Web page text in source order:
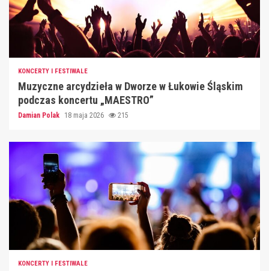
KONCERTY I FESTIWALE
Muzyczne arcydzieła w Dworze w Łukowie Śląskim
podczas koncertu „MAESTRO”
Damian Polak 18 maja 2026 215
KONCERTY I FESTIWALE